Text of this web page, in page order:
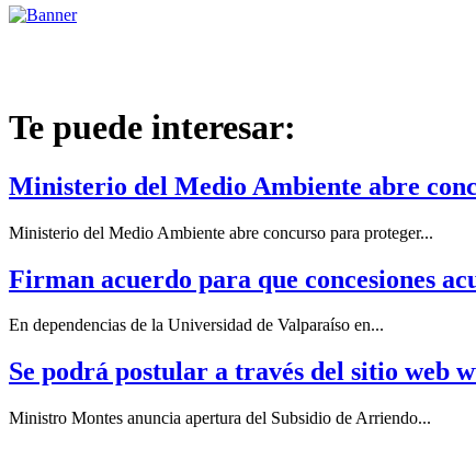
Te puede interesar:
Ministerio del Medio Ambiente abre
Ministerio del Medio Ambiente abre concurso para proteger...
Firman acuerdo para que concesiones
En dependencias de la Universidad de Valparaíso en...
Se podrá postular a través del sitio web
Ministro Montes anuncia apertura del Subsidio de Arriendo...